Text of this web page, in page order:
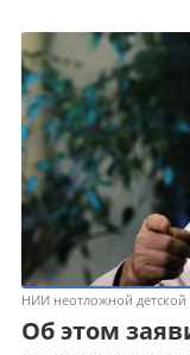
НИИ неотложной детской
Об этом